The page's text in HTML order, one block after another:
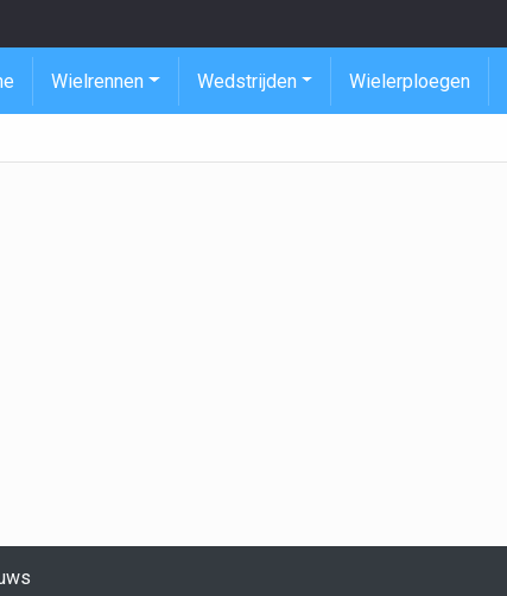
Wielrennen Wedstrijden Wielerploegen